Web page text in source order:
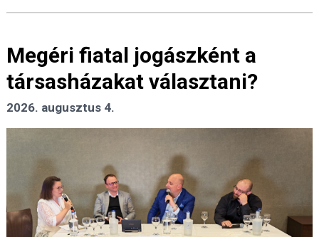
Megéri fiatal jogászként a
társasházakat választani?
2026. augusztus 4.